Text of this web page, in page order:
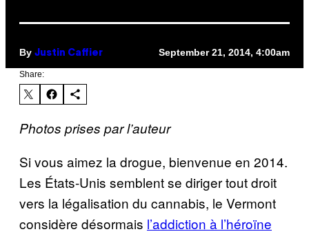
By Justin Caffier September 21, 2014, 4:00am
Share:
Photos prises par l’auteur
Si vous aimez la drogue, bienvenue en 2014.
Les États-Unis semblent se diriger tout droit
vers la légalisation du cannabis, le Vermont
considère désormais l’addiction à l’héroïne